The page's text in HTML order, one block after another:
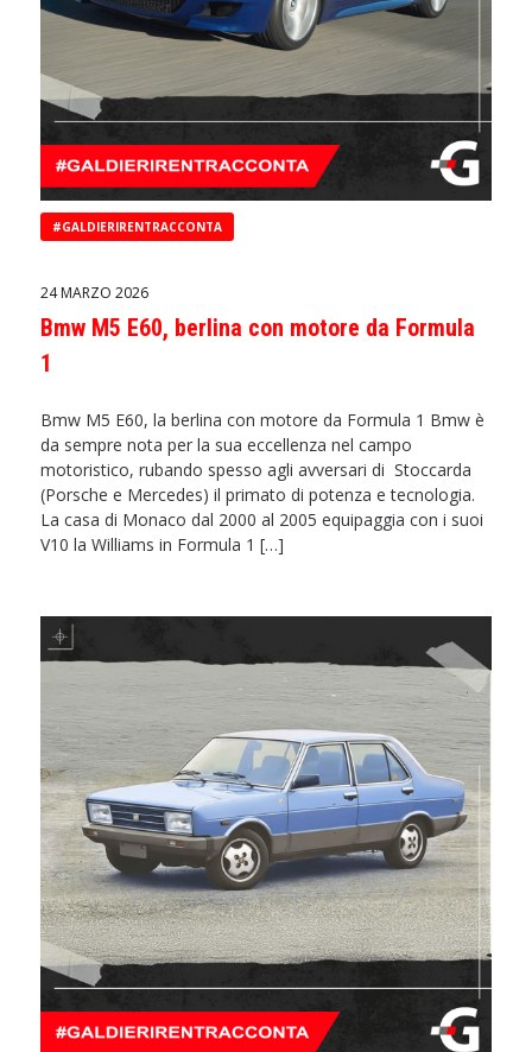
#GALDIERIRENTRACCONTA
24 MARZO 2026
Bmw M5 E60, berlina con motore da Formula
1
Bmw M5 E60, la berlina con motore da Formula 1 Bmw è
da sempre nota per la sua eccellenza nel campo
motoristico, rubando spesso agli avversari di Stoccarda
(Porsche e Mercedes) il primato di potenza e tecnologia.
La casa di Monaco dal 2000 al 2005 equipaggia con i suoi
V10 la Williams in Formula 1 […]